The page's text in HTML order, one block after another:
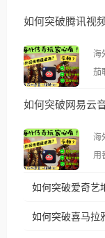
如何突破腾讯视
海
茄取
示语。 海外用户如
像
仅能
台
如何突破网易云
海
用番
播放”的
如何突破爱奇艺
如何突破喜马拉